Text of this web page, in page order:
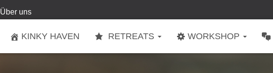
Über uns
KINKY HAVEN RETREATS WORKSHOP